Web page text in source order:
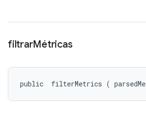
filtrarMétricas
public filterMetrics (